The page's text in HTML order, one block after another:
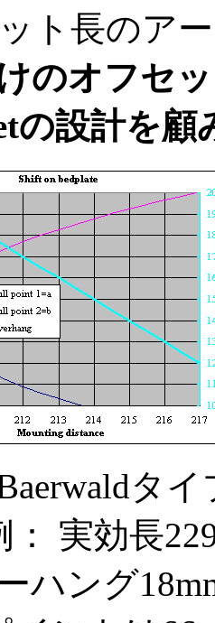
ト長のア
のオフセ
の設計を顧
タ
： 実効長
ハング